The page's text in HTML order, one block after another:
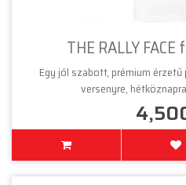
THE RALLY
Egy jól szabott, prémium
versenyre,